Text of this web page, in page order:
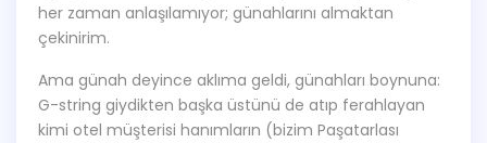
her zaman anlaşılamıyor; günahlarını almaktan
çekinirim.
Ama günah deyince aklıma geldi, günahları boynuna:
G-string giydikten başka üstünü de atıp ferahlayan
kimi otel müşterisi hanımların (bizim Paşatarlası